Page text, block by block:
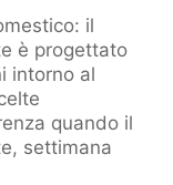
il
è progettato
intorno al
quando il
settimana